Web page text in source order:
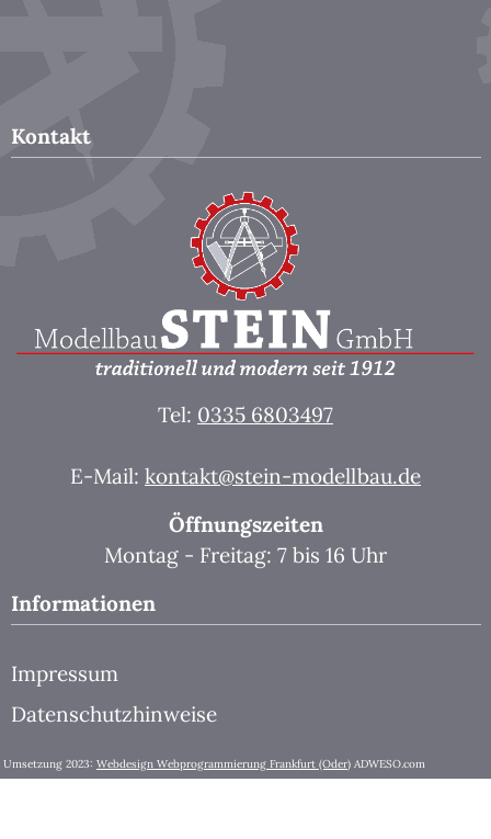
Kontakt
Tel: 0335 6803497
E-Mail: kontakt@stein-modellbau.de
Öffnungszeiten
Montag - Freitag: 7 bis 16 Uhr
Informationen
Impressum
Datenschutzhinweise
Umsetzung 2023: Webdesign Webprogrammierung Frankfurt (Oder) ADWESO.com